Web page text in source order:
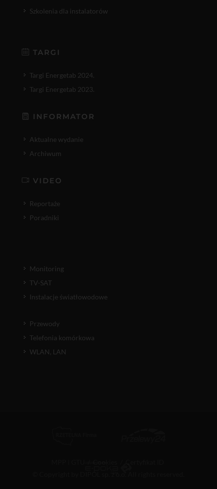
Szkolenia dla instalatorów
TARGI
Targi Energetab 2024.
Targi Energetab 2023.
INFORMATOR
Aktualne wydanie
Archiwum
VIDEO
Reportaże
Poradniki
Monitoring
TV-SAT
Instalacje światłowodowe
Przewody
Telefonia komórkowa
WLAN, LAN